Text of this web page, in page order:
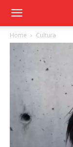
Home Cultura